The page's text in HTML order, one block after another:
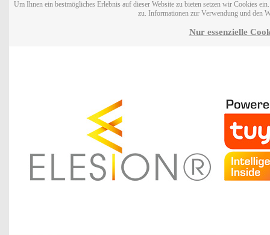
Um Ihnen ein bestmögliches Erlebnis auf dieser Website zu bieten setzen wir Cookies
zu. Informationen zur Verwendung und den
Nur essenzielle